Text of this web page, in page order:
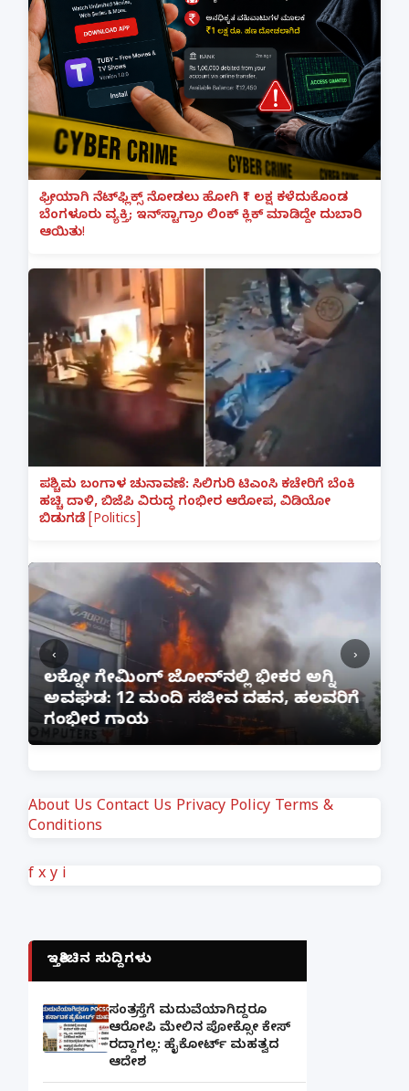
ಫ್ರೀಯಾಗಿ ನೆಟ್‌ಫ್ಲಿಕ್ಸ್ ನೋಡಲು ಹೋಗಿ ₹1 ಲಕ್ಷ ಕಳೆದುಕೊಂಡ
ಬೆಂಗಳೂರು ವ್ಯಕ್ತಿ; ಇನ್‌ಸ್ಟಾಗ್ರಾಂ ಲಿಂಕ್ ಕ್ಲಿಕ್ ಮಾಡಿದ್ದೇ ದುಬಾರಿ
ಆಯಿತು!
ಪಶ್ಚಿಮ ಬಂಗಾಳ ಚುನಾವಣೆ: ಸಿಲಿಗುರಿ ಟಿಎಂಸಿ ಕಚೇರಿಗೆ ಬೆಂಕಿ
ಹಚ್ಚಿ ದಾಳಿ, ಬಿಜೆಪಿ ವಿರುದ್ಧ ಗಂಭೀರ ಆರೋಪ, ವಿಡಿಯೋ
ಬಿಡುಗಡೆ [Politics]
ಲಕ್ನೋ ಗೇಮಿಂಗ್ ಜೋನ್‌ನಲ್ಲಿ ಭೀಕರ ಅಗ್ನಿ
ಅವಘಡ: 12 ಮಂದಿ ಸಜೀವ ದಹನ, ಹಲವರಿಗೆ
ಗಂಭೀರ ಗಾಯ
‹ ›
About Us Contact Us Privacy Policy Terms &
Conditions
f x y i
ಇತ್ತೀಚಿನ ಸುದ್ದಿಗಳು
ಸಂತ್ರಸ್ತೆಗೆ ಮದುವೆಯಾಗಿದ್ದರೂ
ಆರೋಪಿ ಮೇಲಿನ ಪೋಕ್ಸೋ ಕೇಸ್
ರದ್ದಾಗಲ್ಲ: ಹೈಕೋರ್ಟ್ ಮಹತ್ವದ
ಆದೇಶ